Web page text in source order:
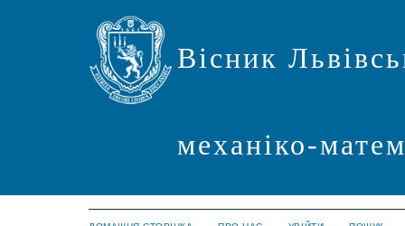
Вісник
механіко-